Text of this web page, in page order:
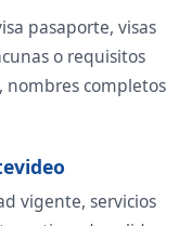
pasaporte, visas
o requisitos
nombres completos
vigente, servicios